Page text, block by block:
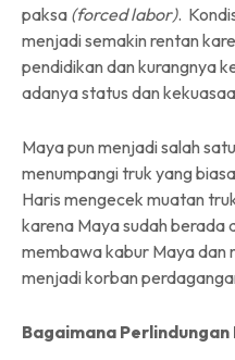
paksa (forced labor).
menjadi semakin rentan
pendidikan dan kurangnya
adanya status dan
Maya pun menjadi salah
menumpangi truk yang
Haris mengecek muatan
karena Maya sudah berada
membawa kabur Maya dan
menjadi korban
Bagaimana